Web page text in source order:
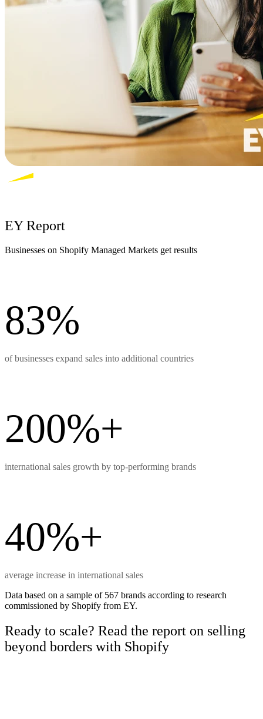
EY Report
Businesses on Shopify Managed Markets get results
83%
of businesses expand sales into additional countries
200%+
international sales growth by top-performing brands
40%+
average increase in international sales
Data based on a sample of 567 brands according to research
commissioned by Shopify from EY.
Ready to scale? Read the report on selling
beyond borders with Shopify